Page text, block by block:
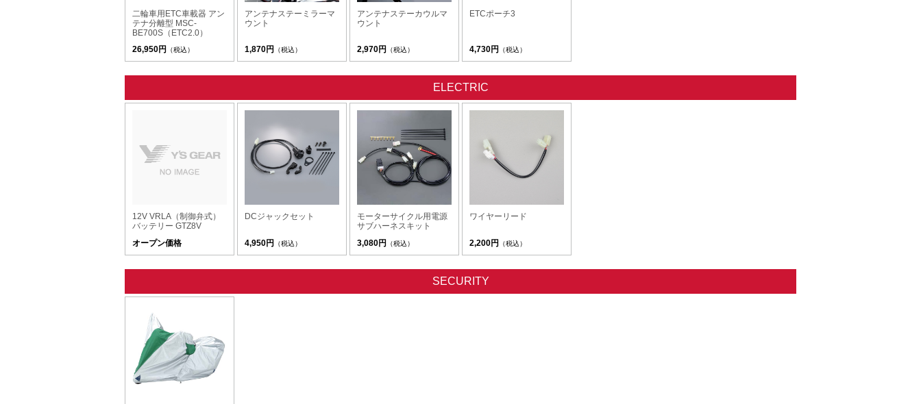
二輪車用ETC車載器 アン
テナ分離型 MSC-
BE700S（ETC2.0）
26,950円
（税込）
アンテナステーミラーマ
ウント
1,870円 （税込）
アンテナステーカウルマ
ウント
2,970円 （税込）
ETCポーチ3
4,730円 （税込）
ELECTRIC
12V VRLA（制御弁式）
バッテリー GTZ8V
オープン価格
DCジャックセット
4,950円 （税込）
モーターサイクル用電源
サブハーネスキット
3,080円 （税込）
ワイヤーリード
2,200円 （税込）
SECURITY